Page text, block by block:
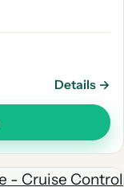
Details →